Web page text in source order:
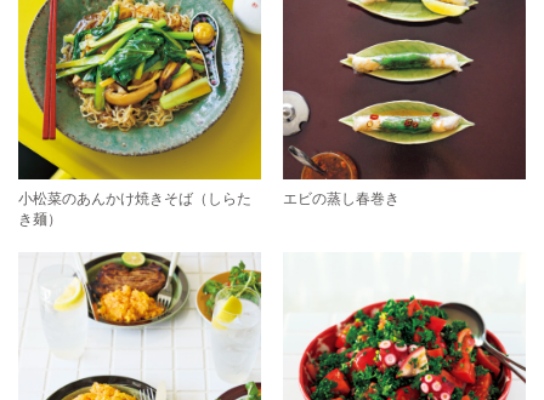
小松菜のあんかけ焼きそば（しらた
き麺）
エビの蒸し春巻き